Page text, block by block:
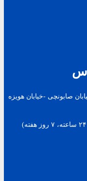
صابونچی -خیابان هويزه